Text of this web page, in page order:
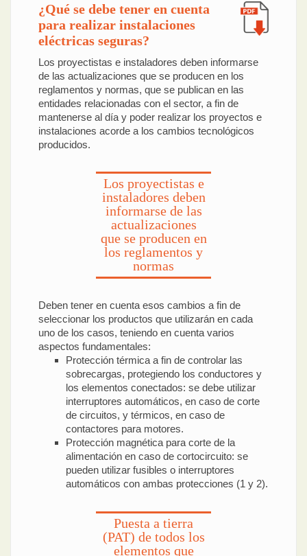
¿Qué se debe tener en cuenta
para realizar instalaciones
eléctricas seguras?
Los proyectistas e instaladores deben informarse
de las actualizaciones que se producen en los
reglamentos y normas, que se publican en las
entidades relacionadas con el sector, a fin de
mantenerse al día y poder realizar los proyectos e
instalaciones acorde a los cambios tecnológicos
producidos.
Los proyectistas e
instaladores deben
informarse de las
actualizaciones
que se producen en
los reglamentos y
normas
Deben tener en cuenta esos cambios a fin de
seleccionar los productos que utilizarán en cada
uno de los casos, teniendo en cuenta varios
aspectos fundamentales:
Protección térmica a fin de controlar las
sobrecargas, protegiendo los conductores y
los elementos conectados: se debe utilizar
interruptores automáticos, en caso de corte
de circuitos, y térmicos, en caso de
contactores para motores.
Protección magnética para corte de la
alimentación en caso de cortocircuito: se
pueden utilizar fusibles o interruptores
automáticos con ambas protecciones (1 y 2).
Puesta a tierra
(PAT) de todos los
elementos que